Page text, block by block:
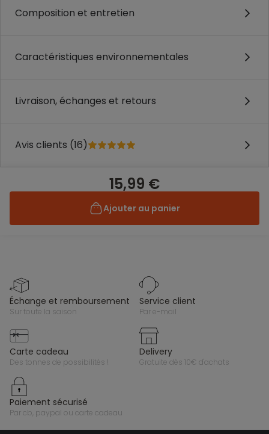
Composition et entretien
Caractéristiques environnementales
Livraison, échanges et retours
Avis clients (16)
15,99 €
Ajouter au panier
échange et remboursement
sur toute la saison
service client
par e-mail
carte cadeau
des tonnes de possibilités !
delivery
gratuite dès 10€ d'achats
paiement sécurisé
par cb, paypal ou carte cadeau